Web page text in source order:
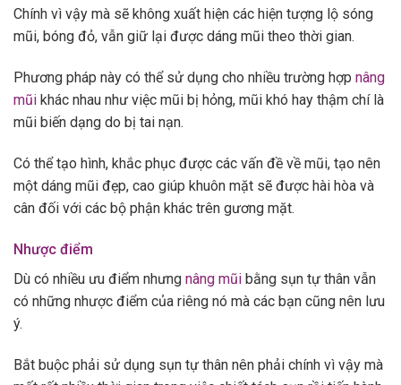
Chính vì vậy mà sẽ không xuất hiện các hiện tượng lộ sóng
mũi, bóng đỏ, vẫn giữ lại được dáng mũi theo thời gian.
Phương pháp này có thể sử dụng cho nhiều trường hợp nâng
mũi khác nhau như việc mũi bị hỏng, mũi khó hay thậm chí là
mũi biến dạng do bị tai nạn.
Có thể tạo hình, khắc phục được các vấn đề về mũi, tạo nên
một dáng mũi đẹp, cao giúp khuôn mặt sẽ được hài hòa và
cân đối với các bộ phận khác trên gương mặt.
Nhược điểm
Dù có nhiều ưu điểm nhưng nâng mũi bằng sụn tự thân vẫn
có những nhược điểm của riêng nó mà các bạn cũng nên lưu
ý.
Bắt buộc phải sử dụng sụn tự thân nên phải chính vì vậy mà